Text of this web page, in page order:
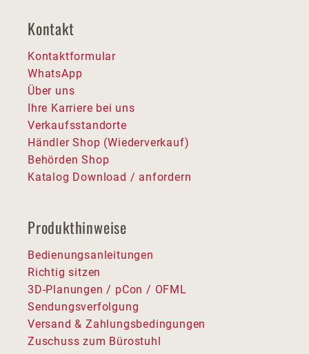
Kontakt
Kontaktformular
WhatsApp
Über uns
Ihre Karriere bei uns
Verkaufsstandorte
Händler Shop (Wiederverkauf)
Behörden Shop
Katalog Download / anfordern
Produkthinweise
Bedienungsanleitungen
Richtig sitzen
3D-Planungen / pCon / OFML
Sendungsverfolgung
Versand & Zahlungsbedingungen
Zuschuss zum Bürostuhl